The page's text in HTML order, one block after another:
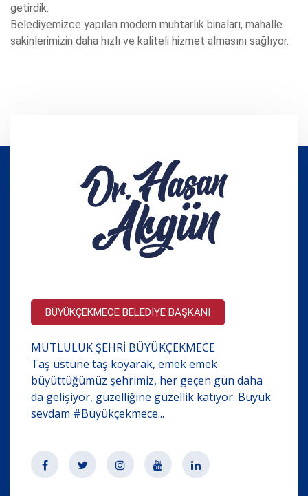
getirdik.
Belediyemizce yapılan modern muhtarlık binaları, mahalle
sakinlerimizin daha hızlı ve kaliteli hizmet almasını sağlıyor.
BÜYÜKÇEKMECE BELEDİYE BAŞKANI
MUTLULUK ŞEHRİ BÜYÜKÇEKMECE
Taş üstüne taş koyarak, emek emek
büyüttüğümüz şehrimiz, her geçen gün daha
da gelişiyor, güzelliğine güzellik katıyor. Büyük
sevdam #Büyükçekmece...